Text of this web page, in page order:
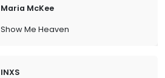
Maria McKee
Show Me Heaven
INXS